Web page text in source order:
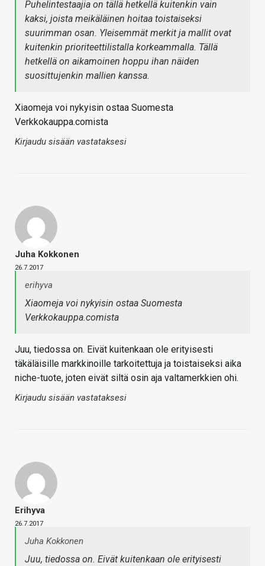
Puhelintestaajia on tällä hetkellä kuitenkin vain
kaksi, joista meikäläinen hoitaa toistaiseksi
suurimman osan. Yleisemmät merkit ja mallit ovat
kuitenkin prioriteettilistalla korkeammalla. Tällä
hetkellä on aikamoinen hoppu ihan näiden
suosittujenkin mallien kanssa.
Xiaomeja voi nykyisin ostaa Suomesta
Verkkokauppa.comista
Kirjaudu sisään vastataksesi
Juha Kokkonen
26.7.2017
erihyva
Xiaomeja voi nykyisin ostaa Suomesta
Verkkokauppa.comista
Juu, tiedossa on. Eivät kuitenkaan ole erityisesti
täkäläisille markkinoille tarkoitettuja ja toistaiseksi aika
niche-tuote, joten eivät siltä osin aja valtamerkkien ohi.
Kirjaudu sisään vastataksesi
Erihyva
26.7.2017
Juha Kokkonen
Juu, tiedossa on. Eivät kuitenkaan ole erityisesti